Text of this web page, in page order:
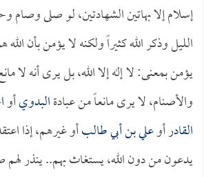
إسلام إلا بهاتين الشهادتين، لو صلى وصام
الليل وذكر الله كثيراً ولكنه لا يؤمن بأن
يؤمن بمعنى: لا إله إلا الله، بل يرى أنه لا
والأصنام، لا يرى مانعاً من عبادةالبدويأو
القادرأوعلي بن أبي طالبأو غيرهم، إذا
يدعون من دون الله، يستغاث بهم.. ينذر لهم